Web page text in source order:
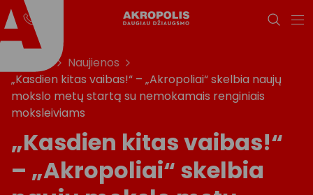
Naujienos
„Kasdien kitas vaibas!“ – „Akropoliai“ skelbia naujų
mokslo metų startą su nemokamais renginiais
moksleiviams
„Kasdien kitas vaibas!“
– „Akropoliai“ skelbia